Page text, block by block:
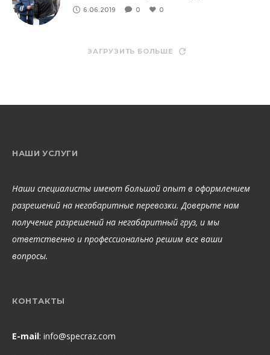
6.06.2019 0 0
ЗАГРУЗИТЬ БОЛЬШЕ
НАШИ УСЛУГИ
Наши специалисты имеют большой опыт в оформлением
разрешений на негабаритные перевозки. Доверьте нам
получение разрешений на негабаритный груз, и мы
ответственно и профессионально решим все ваши
вопросы.
КОНТАКТЫ
E-mail: info@specraz.com